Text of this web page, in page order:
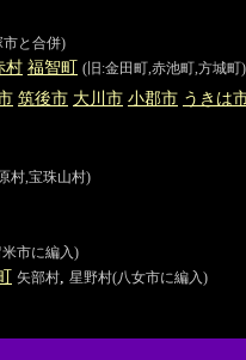
市と合併)
村 福智町 (旧:金田町,赤池町,方城町)
筑後市 大川 市 小郡市 うきは
村,宝珠山村)
市に編入)
矢部村 星野村(八女市に編入)